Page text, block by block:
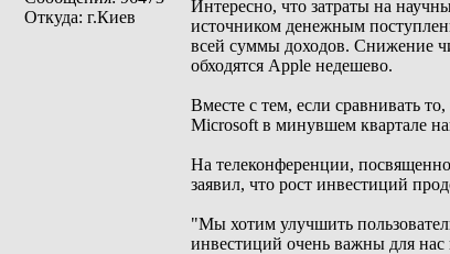
Откуда: г.Киев
Интересно, что затраты на
источником денежным
всей суммы доходов. Снижение
обходятся Apple недешево.
Вместе с тем, если сравнивать
Microsoft в минувшем квартале
На телеконференции,
заявил, что рост инвестиций
"Мы хотим улучшить
инвестиций очень важны для нас